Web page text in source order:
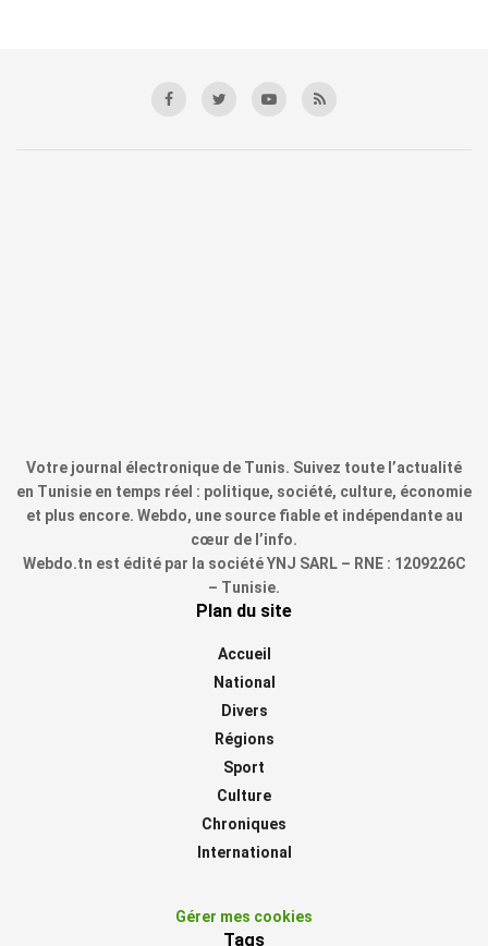
Votre journal électronique de Tunis. Suivez toute l’actualité
en Tunisie en temps réel : politique, société, culture, économie
et plus encore. Webdo, une source fiable et indépendante au
cœur de l’info.
Webdo.tn est édité par la société YNJ SARL – RNE : 1209226C
– Tunisie.
Plan du site
Accueil
National
Divers
Régions
Sport
Culture
Chroniques
International
Gérer mes cookies
Tags